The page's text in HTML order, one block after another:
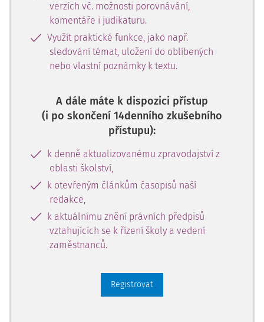
verzích vč. možnosti porovnávání,
komentáře i judikaturu.
Využít praktické funkce, jako např.
sledování témat, uložení do oblíbených
nebo vlastní poznámky k textu.
A dále máte k dispozici přístup
(i po skončení 14denního zkušebního
přístupu):
k denně aktualizovanému zpravodajství z
oblasti školství,
k otevřeným článkům časopisů naší
redakce,
k aktuálnímu znění právních předpisů
vztahujících se k řízení školy a vedení
zaměstnanců.
Registrovat